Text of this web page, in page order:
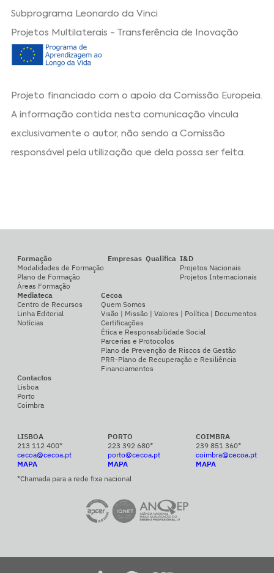
Subprograma Leonardo da Vinci
Projetos Multilaterais - Transferência de Inovação
Projeto financiado com o apoio da Comissão Europeia.
A informação contida nesta comunicação vincula
exclusivamente o autor, não sendo a Comissão
responsável pela utilização que dela possa ser feita.
Formação
Modalidades de Formação
Plano de Formação
Áreas Formação
Empresas Qualifica I&D
Projetos Nacionais
Projetos Internacionais
Mediateca
Centro de Recursos
Linha Editorial
Notícias
Cecoa
Quem Somos
Visão | Missão | Valores | Política | Documentos
Certificações
Ética e Responsabilidade Social
Parcerias e Protocolos
Plano de Prevenção de Riscos de Gestão
PRR-Plano de Recuperação e Resiliência
Financiamentos
Contactos
Lisboa
Porto
Coimbra
LISBOA
213 112 400*
cecoa@cecoa.pt
MAPA
PORTO
223 392 680*
porto@cecoa.pt
MAPA
COIMBRA
239 851 360*
coimbra@cecoa.pt
MAPA
*Chamada para a rede fixa nacional